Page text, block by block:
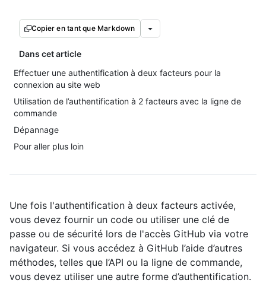
Copier en tant que Markdown
Dans cet article
Effectuer une authentification à deux facteurs pour la
connexion au site web
Utilisation de l’authentification à 2 facteurs avec la ligne de
commande
Dépannage
Pour aller plus loin
Une fois l'authentification à deux facteurs activée,
vous devez fournir un code ou utiliser une clé de
passe ou de sécurité lors de l'accès GitHub via votre
navigateur. Si vous accédez à GitHub l’aide d’autres
méthodes, telles que l’API ou la ligne de commande,
vous devez utiliser une autre forme d’authentification.